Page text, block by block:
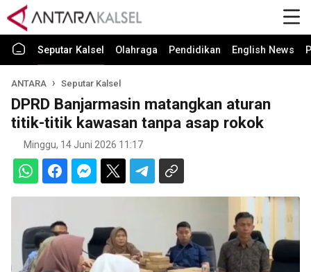
Seputar Kalsel Olahraga Pendidikan English News
ANTARA Seputar Kalsel
DPRD Banjarmasin matangkan aturan
titik-titik kawasan tanpa asap rokok
Minggu, 14 Juni 2026 11:17